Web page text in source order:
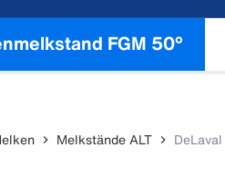
FGM 50°
Melkstände ALT